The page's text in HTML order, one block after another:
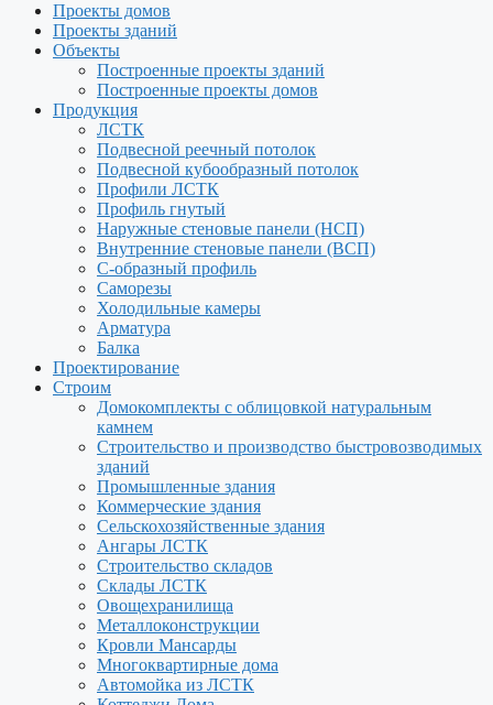
Проекты домов
Проекты зданий
Объекты
Построенные проекты зданий
Построенные проекты домов
Продукция
ЛСТК
Подвесной реечный потолок
Подвесной кубообразный потолок
Профили ЛСТК
Профиль гнутый
Наружные стеновые панели (НСП)
Внутренние стеновые панели (ВСП)
С-образный профиль
Саморезы
Холодильные камеры
Арматура
Балка
Проектирование
Строим
Домокомплекты с облицовкой натуральным
камнем
Строительство и производство быстровозводимых
зданий
Промышленные здания
Коммерческие здания
Сельскохозяйственные здания
Ангары ЛСТК
Строительство складов
Склады ЛСТК
Овощехранилища
Металлоконструкции
Кровли Мансарды
Многоквартирные дома
Автомойка из ЛСТК